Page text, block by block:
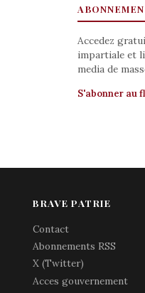
Accedez
impartiale et
media de
S'abonner au
BRAVE PATRIE
Contact
Abonnements RSS
X (Twitter)
Acces gouvernement